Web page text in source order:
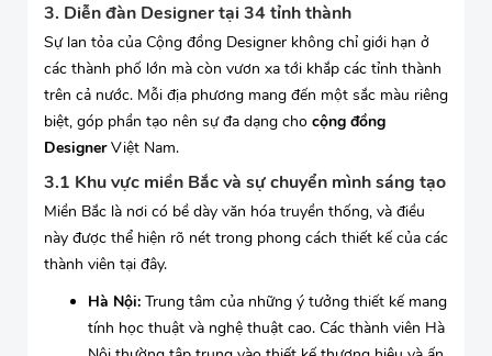
3. Diễn đàn Designer tại 34 tỉnh thành
Sự lan tỏa của Cộng đồng Designer không chỉ giới hạn ở
các thành phố lớn mà còn vươn xa tới khắp các tỉnh thành
trên cả nước. Mỗi địa phương mang đến một sắc màu riêng
biệt, góp phần tạo nên sự đa dạng cho cộng đồng
DesignerViệt Nam.
3.1 Khu vực miền Bắc và sự chuyển mình sáng tạo
Miền Bắc là nơi có bề dày văn hóa truyền thống, và điều
này được thể hiện rõ nét trong phong cách thiết kế của các
thành viên tại đây.
Hà Nội: Trung tâm của những ý tưởng thiết kế mang
tính học thuật và nghệ thuật cao. Các thành viên Hà